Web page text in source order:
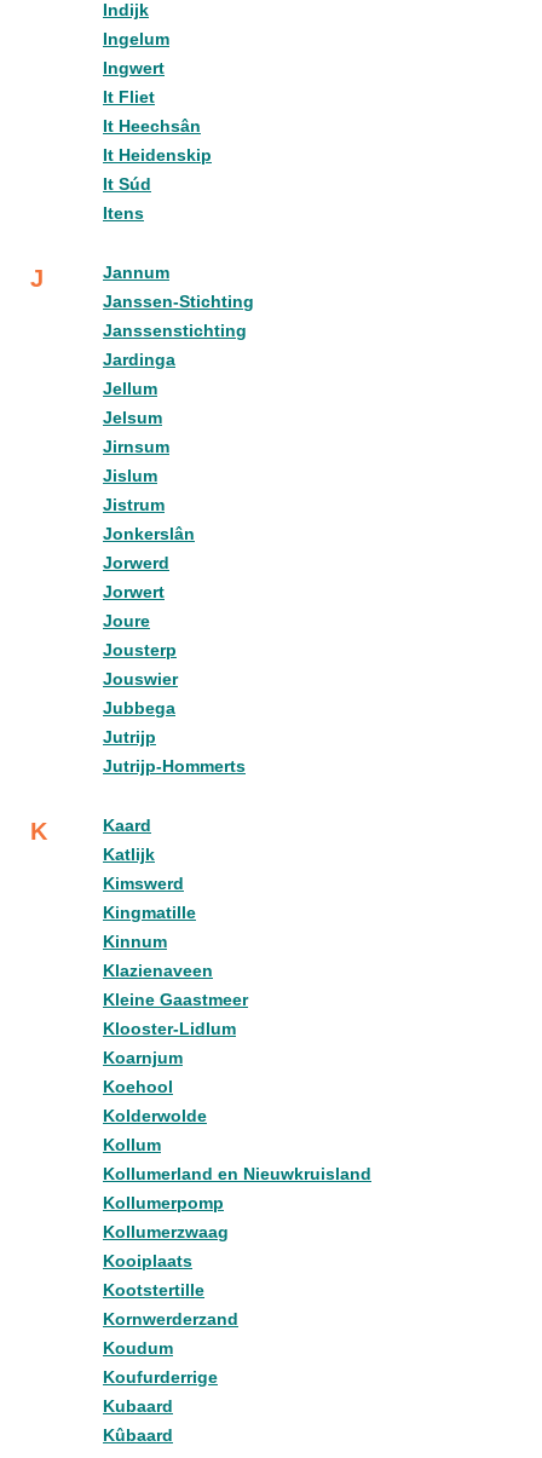
Indijk
Ingelum
Ingwert
It Fliet
It Heechsân
It Heidenskip
It Súd
Itens
J
Jannum
Janssen-Stichting
Janssenstichting
Jardinga
Jellum
Jelsum
Jirnsum
Jislum
Jistrum
Jonkerslân
Jorwerd
Jorwert
Joure
Jousterp
Jouswier
Jubbega
Jutrijp
Jutrijp-Hommerts
K
Kaard
Katlijk
Kimswerd
Kingmatille
Kinnum
Klazienaveen
Kleine Gaastmeer
Klooster-Lidlum
Koarnjum
Koehool
Kolderwolde
Kollum
Kollumerland en Nieuwkruisland
Kollumerpomp
Kollumerzwaag
Kooiplaats
Kootstertille
Kornwerderzand
Koudum
Koufurderrige
Kubaard
Kûbaard